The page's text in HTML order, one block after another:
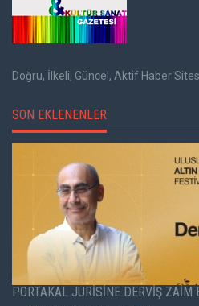
Doğru, İlkeli, Güncel, Aktif Haber
SON EKLENENLER
PORTAKAL JÜRİSİNE DERVİŞ ZAİM